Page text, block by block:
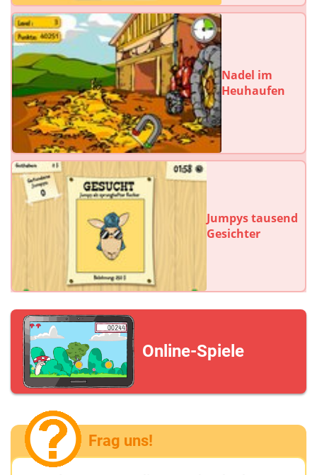
Nadel im
Heuhaufen
Jumpys tausend
Gesichter
Online-Spiele
Frag uns!